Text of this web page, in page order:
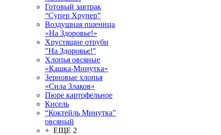
Готовый завтрак
“Супер Хрупер”
Воздушная пшеница
«На Здоровье!»
Хрустящие отруби
"На Здоровье!"
Хлопья овсяные
«Кашка-Минутка»
Зерновые хлопья
«Сила Злаков»
Пюре картофельное
Кисель
“Коктейль Минутка”
овсяный
+ ЕЩЕ 2